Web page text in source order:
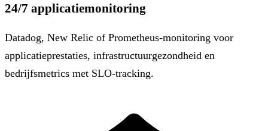
24/7 applicatiemonitoring
Datadog, New Relic of Prometheus-monitoring voor
applicatieprestaties, infrastructuurgezondheid en
bedrijfsmetrics met SLO-tracking.